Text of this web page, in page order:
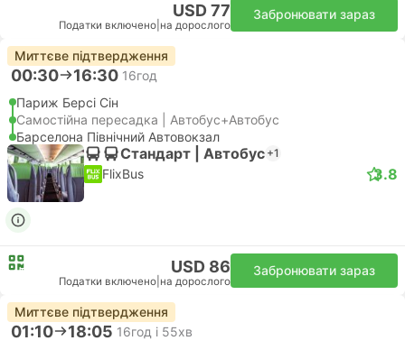
USD 77
Податки включено на дорослого
Забронювати зараз
Миттєве підтвердження
00:30 16:30 16год
Париж Берсі Сін
Самостійна пересадка | Автобус+Автобус
Барселона Північний Автовокзал
Стандарт | Автобус +1
FlixBus 3.8
USD 86
Податки включено на дорослого
Забронювати зараз
Миттєве підтвердження
01:10 18:05 16год і 55хв